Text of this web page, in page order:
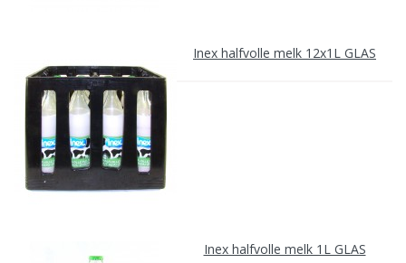
Inex halfvolle melk 12x1L GLAS
Inex halfvolle melk 1L GLAS